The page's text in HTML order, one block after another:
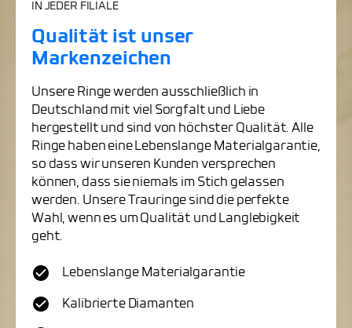
IN JEDER FILIALE
Qualität ist unser
Markenzeichen
Unsere Ringe werden ausschließlich in
Deutschland mit viel Sorgfalt und Liebe
hergestellt und sind von höchster Qualität. Alle
Ringe haben eine Lebenslange Materialgarantie,
so dass wir unseren Kunden versprechen
können, dass sie niemals im Stich gelassen
werden. Unsere Trauringe sind die perfekte
Wahl, wenn es um Qualität und Langlebigkeit
geht.
Lebenslange Materialgarantie
Kalibrierte Diamanten